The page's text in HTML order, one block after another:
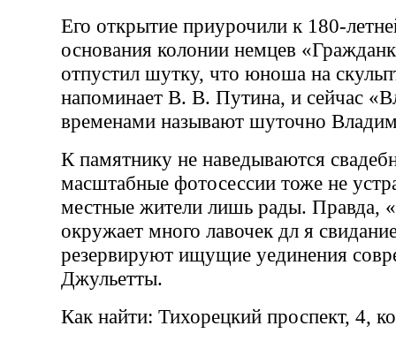
Его открытие приурочили к 180-
основания колонии немцев
отпустил шутку, что юноша на
напоминает В. В. Путина, и сейчас
временами называют шуточно
К памятнику не наведываются
масштабные фотосессии тоже не
местные жители лишь рады. Правда,
окружает много лавочек дл я
резервируют ищущие уединения
Джульетты.
Как найти: Тихорецкий проспект, 4,